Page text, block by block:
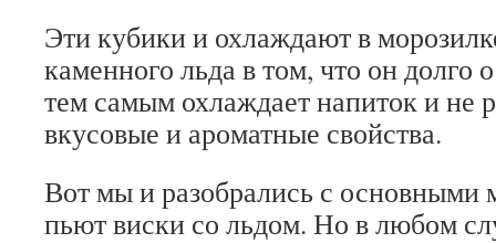
Эти кубики и охлаждают в
каменного льда в том, что он долго
тем самым охлаждает напиток и не
вкусовые и ароматные свойства.
Вот мы и разобрались с основными
пьют виски со льдом. Но в любом